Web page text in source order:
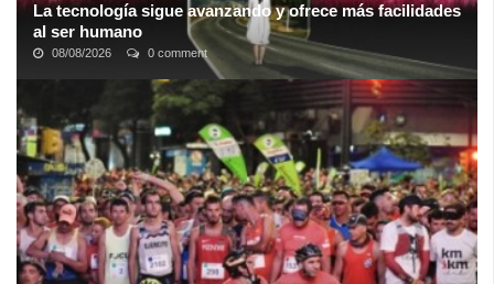
La tecnología sigue avanzando y ofrece más facilidades
al ser humano
08/08/2026 0 comment
Cada vez son más las novedades que podemos encontrar en la
, ya sean en televisores, móviles, etc, el ser humano
sigue avanzando y cada vez ...